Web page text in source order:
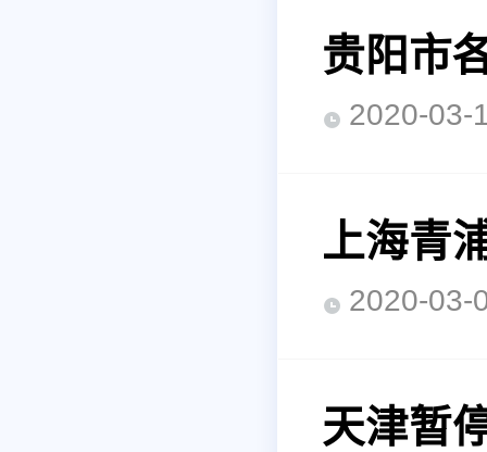
贵阳市
2020-
上海青
2020-
天津暂